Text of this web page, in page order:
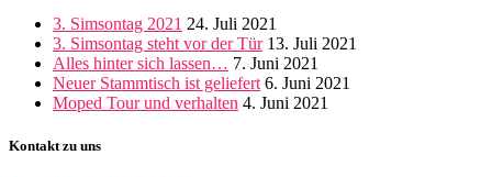
3. Simsontag 2021 24. Juli 2021
3. Simsontag steht vor der Tür 13. Juli 2021
Alles hinter sich lassen… 7. Juni 2021
Neuer Stammtisch ist geliefert 6. Juni 2021
Moped Tour und verhalten 4. Juni 2021
Kontakt zu uns